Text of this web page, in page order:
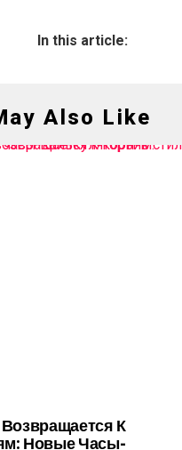
In this article:
Also Like
К
Новые Часы-